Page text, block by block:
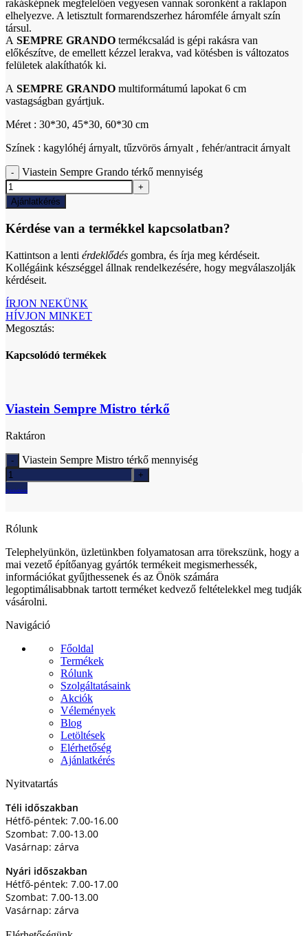
rakásképnek megfelelően vegyesen vannak soronként a raklapon
elhelyezve. A letisztult formarendszerhez háromféle árnyalt szín
társul.
A SEMPRE GRANDO termékcsalád is gépi rakásra van
előkészítve, de emellett kézzel lerakva, vad kötésben is változatos
felületek alakíthatók ki.
A SEMPRE GRANDO multiformátumú lapokat 6 cm
vastagságban gyártjuk.
Méret : 30*30, 45*30, 60*30 cm
Színek : kagylóhéj árnyalt, tűzvörös árnyalt , fehér/antracit árnyalt
Viastein Sempre Grando térkő mennyiség
Ajánlatkérés
Kérdése van a termékkel kapcsolatban?
Kattintson a lenti érdeklődés gombra, és írja meg kérdéseit.
Kollégáink készséggel állnak rendelkezésére, hogy megválaszolják
kérdéseit.
ÍRJON NEKÜNK
HÍVJON MINKET
Megosztás:
Kapcsolódó termékek
Viastein Sempre Mistro térkő
Raktáron
Viastein Sempre Mistro térkő mennyiség
Ajánlatkérés
Rólunk
Telephelyünkön, üzletünkben folyamatosan arra törekszünk, hogy a
mai vezető építőanyag gyártók termékeit megismerhessék,
információkat gyűjthessenek és az Önök számára
legoptimálisabbnak tartott terméket kedvező feltételekkel meg tudják
vásárolni.
Navigáció
Főoldal
Termékek
Rólunk
Szolgáltatásaink
Akciók
Vélemények
Blog
Letöltések
Elérhetőség
Ajánlatkérés
Nyitvatartás
Téli időszakban
Hétfő-péntek: 7.00-16.00
Szombat: 7.00-13.00
Vasárnap: zárva
Nyári időszakban
Hétfő-péntek: 7.00-17.00
Szombat: 7.00-13.00
Vasárnap: zárva